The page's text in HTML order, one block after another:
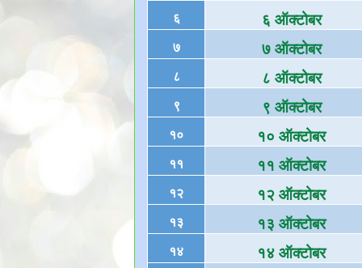
६ ६ ऑक्टोबर
७ ७ ऑक्टोबर
८ ८ ऑक्टोबर
९ ९ ऑक्टोबर
१० १० ऑक्टोबर
११ ११ ऑक्टोबर
१२ १२ ऑक्टोबर
१३ १३ ऑक्टोबर
१४ १४ ऑक्टोबर